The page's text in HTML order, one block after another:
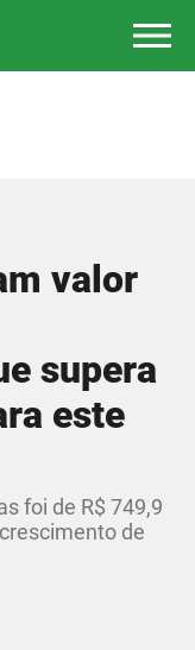
valor
supera
este
foi de R$ 749,9
de